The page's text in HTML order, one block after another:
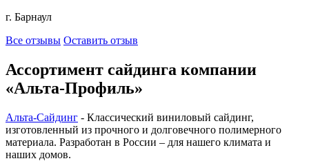
г. Барнаул
Все отзывы Оставить отзыв
Ассортимент сайдинга компании
«Альта-Профиль»
Альта-Сайдинг - Классический виниловый сайдинг,
изготовленный из прочного и долговечного полимерного
материала. Разработан в России – для нашего климата и
наших домов.